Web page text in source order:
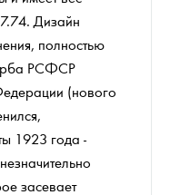
Дизайн
полностью
РСФСР
(нового
1923 года -
засевает